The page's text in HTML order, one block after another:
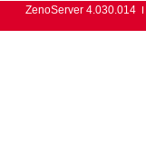
ZenoServer 4.030.014